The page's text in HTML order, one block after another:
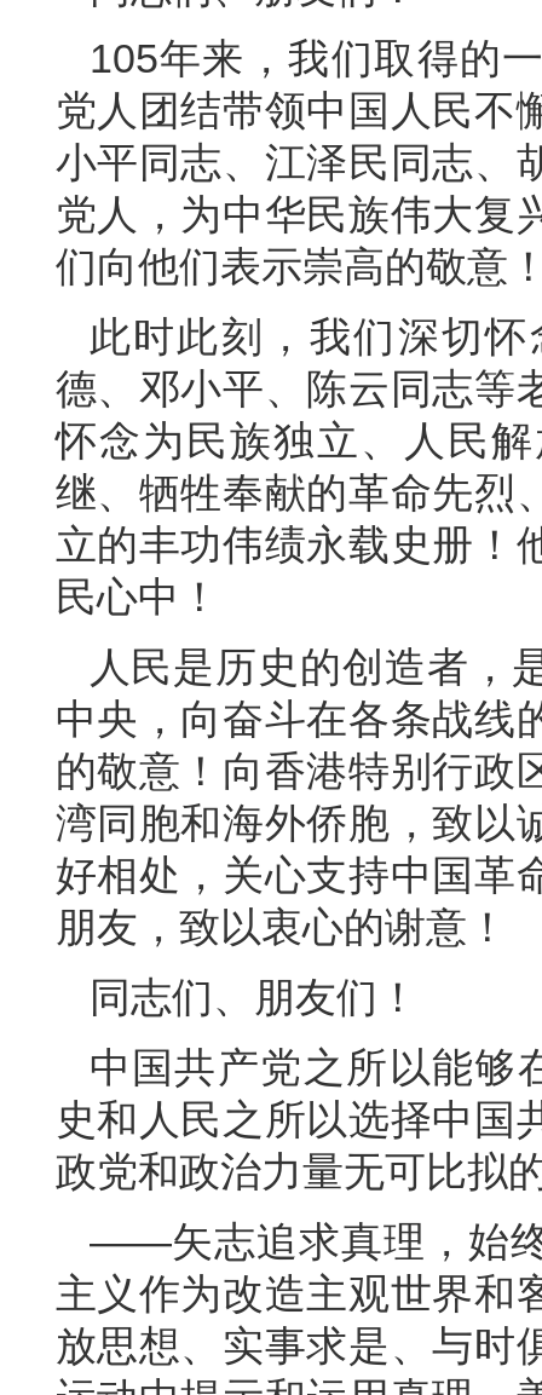
105年来，我们取得的
党人团结带领中国人民不
小平同志、江泽民同志、
党人，为中华民族伟大复
们向他们表示崇高的敬意
此时此刻，我们深切
德、邓小平、陈云同志等
怀念为民族独立、人民
继、牺牲奉献的革命先烈
立的丰功伟绩永载史册！
民心中！
人民是历史的创造者，
中央，向奋斗在各条战线
的敬意！向香港特别行政
湾同胞和海外侨胞，致以
好相处，关心支持中国革
朋友，致以衷心的谢意！
同志们、朋友们！
中国共产党之所以能够
史和人民之所以选择中国
政党和政治力量无可比拟
——矢志追求真理，始
主义作为改造主观世界和
放思想、实事求是、与时